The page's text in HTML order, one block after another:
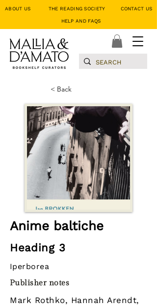
ABOUT US THE READING SOCIETY CONTACT
HELP AND FAQS
< Back
Anime baltiche
Heading 3
Iperborea
Publisher notes
Mark Rothko, Hannah Arendt,